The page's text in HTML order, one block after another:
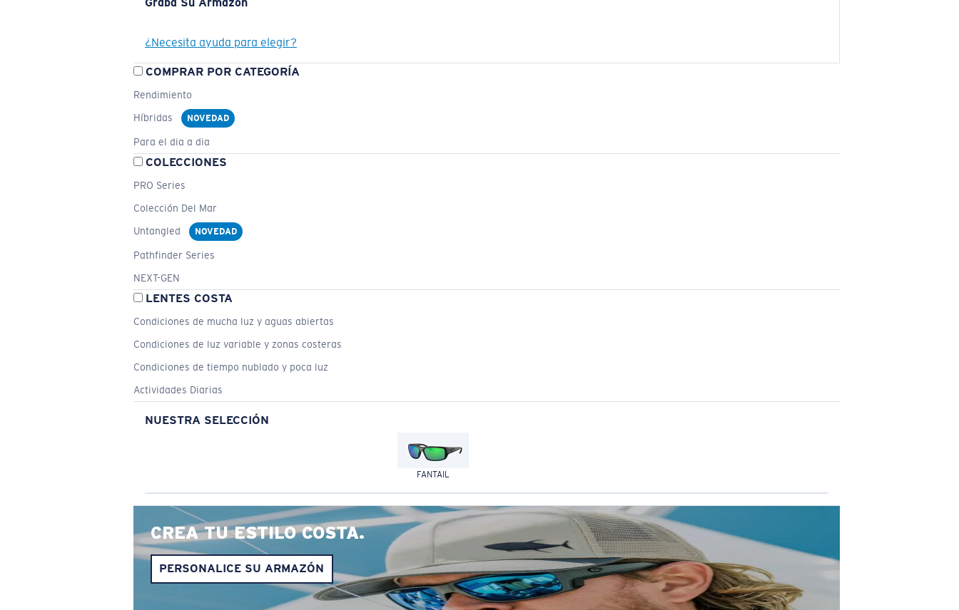
¿Necesita ayuda para elegir?
COMPRAR POR CATEGORÍA
Rendimiento
Híbridas
NOVEDAD
Para el dia a dia
COLECCIONES
PRO Series
Colección Del Mar
Untangled
NOVEDAD
Pathfinder Series
NEXT-GEN
LENTES COSTA
Condiciones de mucha luz y aguas abiertas
Condiciones de luz variable y zonas costeras
Condiciones de tiempo nublado y poca luz
Actividades Diarias
NUESTRA SELECCIÓN
FANTAIL
CREA TU ESTILO COSTA.
PERSONALICE SU ARMAZÓN